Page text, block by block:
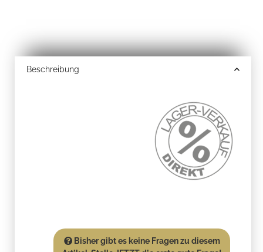
Beschreibung
Bisher gibt es keine Fragen zu diesem